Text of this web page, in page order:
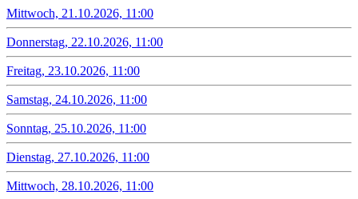
Mittwoch, 21.10.2026, 11:00
Donnerstag, 22.10.2026, 11:00
Freitag, 23.10.2026, 11:00
Samstag, 24.10.2026, 11:00
Sonntag, 25.10.2026, 11:00
Dienstag, 27.10.2026, 11:00
Mittwoch, 28.10.2026, 11:00